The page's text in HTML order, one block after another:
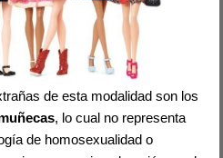
de esta modalidad son los
, lo cual no representa
de homosexualidad o